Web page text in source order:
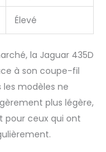
Élevé
la Jaguar 435D
à son coupe-fil
modèles ne
plus légère,
pour ceux qui ont